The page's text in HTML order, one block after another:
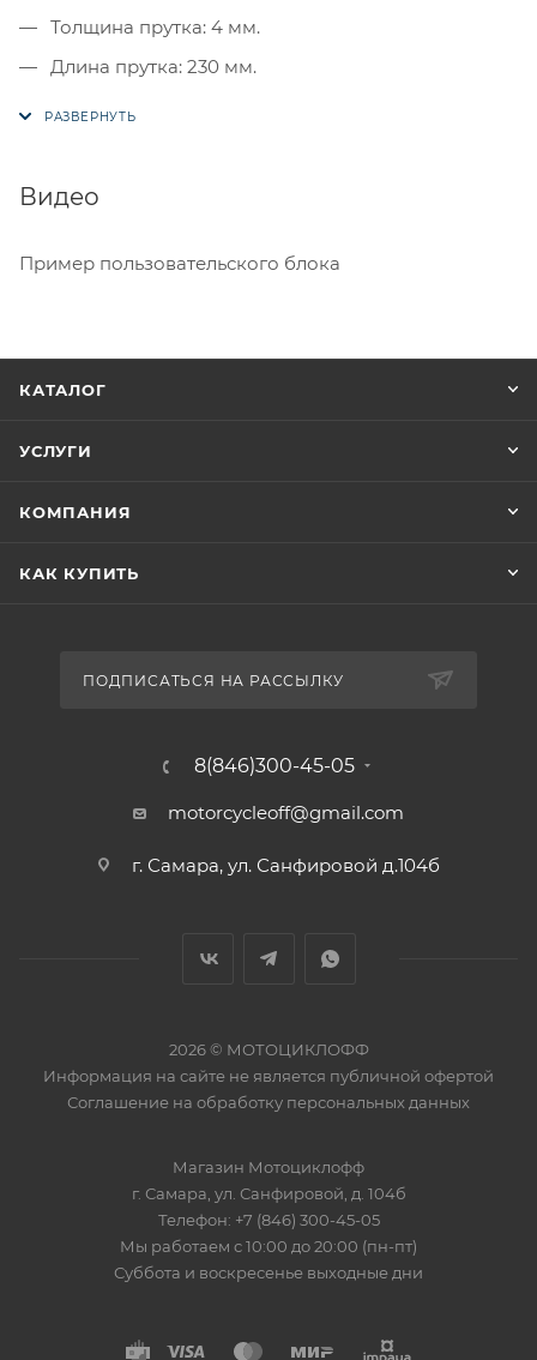
Толщина прутка: 4 мм.
Длина прутка: 230 мм.
Вес 100 г.
Видео
Пример пользовательского блока
КАТАЛОГ
УСЛУГИ
КОМПАНИЯ
КАК КУПИТЬ
ПОДПИСАТЬСЯ НА РАССЫЛКУ
8(846)300-45-05
motorcycleoff@gmail.com
г. Самара, ул. Санфировой д.104б
2026 © МОТОЦИКЛОФФ
Информация на сайте не является публичной офертой
Соглашение на обработку персональных данных
Магазин Мотоциклофф
г. Самара ул. Санфировой, д. 104б
Телефон: +7 (846) 300-45-05
Мы работаем с 10:00 до 20:00 (пн-пт)
Суббота и воскресенье выходные дни